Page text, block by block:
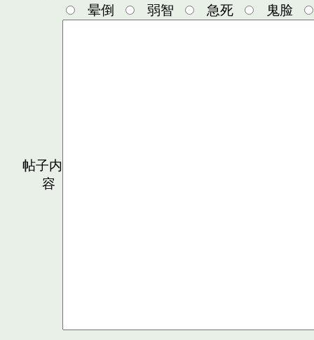
晕倒
弱智 急死 鬼脸
帖子内
容